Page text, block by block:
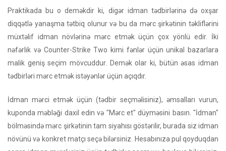
Praktikada bu o deməkdir ki, digər idman tədbirlərinə də oxşar
diqqətlə yanaşma tətbiq olunur və bu da mərc şirkətinin təkliflərini
müxtəlif idman növlərinə mərc etmək üçün çox yönlü edir. İki
nəfərlik və Counter-Strike Two kimi fənlər üçün unikal bazarlara
malik geniş seçim mövcuddur. Demək olar ki, bütün əsas idman
tədbirləri mərc etmək istəyənlər üçün açıqdır.
İdman mərci etmək üçün (tədbir seçməlisiniz), əmsalları vurun,
kuponda məbləği daxil edin və "Mərc et" düyməsini basın. "İdman"
bölməsində mərc şirkətinin tam siyahısı göstərilir, burada siz idman
növünü və konkret matçı seçə bilərsiniz. Hesabınıza pul qoyduqdan